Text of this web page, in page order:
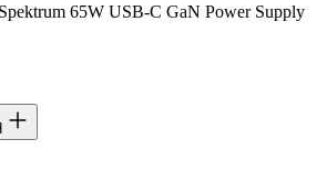
65W USB-C GaN Power Supply